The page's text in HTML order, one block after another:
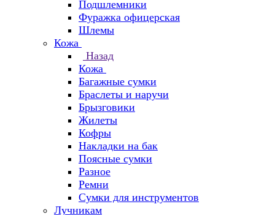
Подшлемники
Фуражка офицерская
Шлемы
Кожа
Назад
Кожа
Багажные сумки
Браслеты и наручи
Брызговики
Жилеты
Кофры
Накладки на бак
Поясные сумки
Разное
Ремни
Сумки для инструментов
Лучникам